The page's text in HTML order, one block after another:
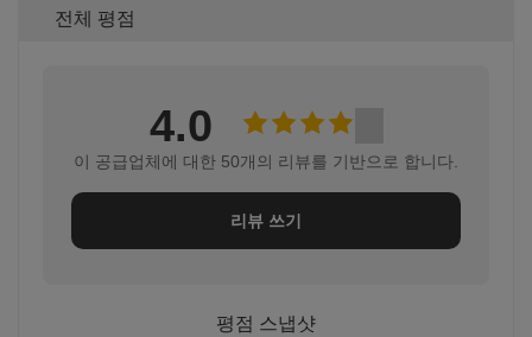
전체 평점
4.0
이 공급업체에 대한 50개의 리뷰를 기반으로 합니다.
리뷰 쓰기
평점 스냅샷